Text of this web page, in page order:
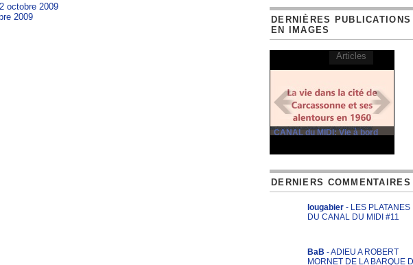
octobre 2009
2009
DERNIÈRES PUBLICATIONS
EN IMAGES
CANAL du MIDI: Vie à bord
Articles
DERNIERS COMMENTAIRES
lougabier - LES PLATANES
DU CANAL DU MIDI #11
BaB - ADIEU A ROBERT
MORNET DE LA BARQUE